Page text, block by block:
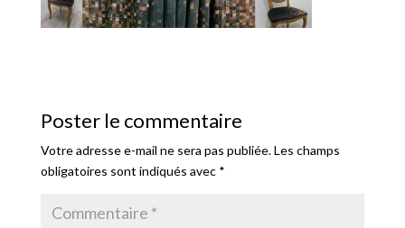
Poster le commentaire
Votre adresse e-mail ne sera pas publiée.Les champs
obligatoires sont indiqués avec *